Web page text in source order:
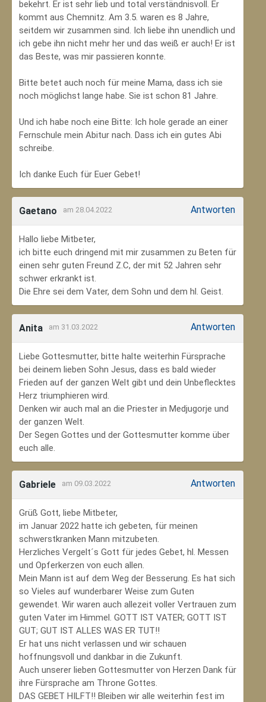
bekehrt. Er ist sehr lieb und total verständnisvoll. Er
kommt aus Chemnitz. Am 3.5. waren es 8 Jahre,
seitdem wir zusammen sind. Ich liebe ihn unendlich und
ich gebe ihn nicht mehr her und das weiß er auch! Er ist
das Beste, was mir passieren konnte.
Bitte betet auch noch für meine Mama, dass ich sie
noch möglichst lange habe. Sie ist schon 81 Jahre.
Und ich habe noch eine Bitte: Ich hole gerade an einer
Fernschule mein Abitur nach. Dass ich ein gutes Abi
schreibe.
Ich danke Euch für Euer Gebet!
Gaetano am 28.04.2022 Antworten
Hallo liebe Mitbeter,
ich bitte euch dringend mit mir zusammen zu Beten für
einen sehr guten Freund Z.C, der mit 52 Jahren sehr
schwer erkrankt ist.
Die Ehre sei dem Vater, dem Sohn und dem hl. Geist.
Anita am 31.03.2022 Antworten
Liebe Gottesmutter, bitte halte weiterhin Fürsprache
bei deinem lieben Sohn Jesus, dass es bald wieder
Frieden auf der ganzen Welt gibt und dein Unbeflecktes
Herz triumphieren wird.
Denken wir auch mal an die Priester in Medjugorje und
der ganzen Welt.
Der Segen Gottes und der Gottesmutter komme über
euch alle.
Gabriele am 09.03.2022 Antworten
Grüß Gott, liebe Mitbeter,
im Januar 2022 hatte ich gebeten, für meinen
schwerstkranken Mann mitzubeten.
Herzliches Vergelt´s Gott für jedes Gebet, hl. Messen
und Opferkerzen von euch allen.
Mein Mann ist auf dem Weg der Besserung. Es hat sich
so Vieles auf wunderbarer Weise zum Guten
gewendet. Wir waren auch allezeit voller Vertrauen zum
guten Vater im Himmel. GOTT IST VATER; GOTT IST
GUT; GUT IST ALLES WAS ER TUT!!
Er hat uns nicht verlassen und wir schauen
hoffnungsvoll und dankbar in die Zukunft.
Auch unserer lieben Gottesmutter von Herzen Dank für
ihre Fürsprache am Throne Gottes.
DAS GEBET HILFT!! Bleiben wir alle weiterhin fest im